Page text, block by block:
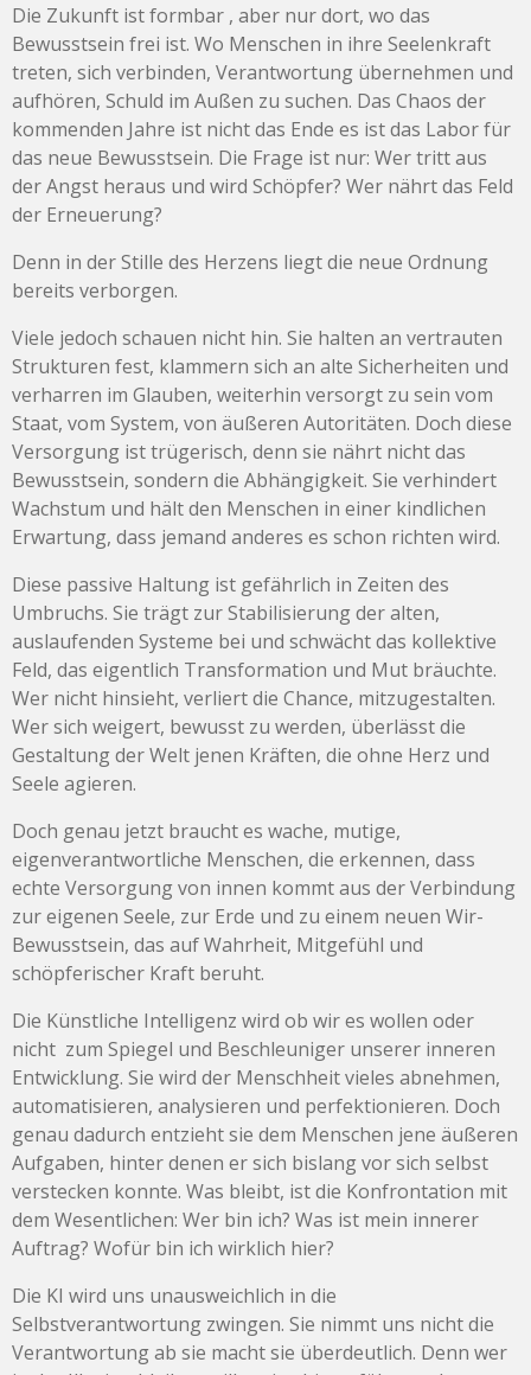
Die Zukunft ist formbar , aber nur dort, wo das
Bewusstsein frei ist. Wo Menschen in ihre Seelenkraft
treten, sich verbinden, Verantwortung übernehmen und
aufhören, Schuld im Außen zu suchen. Das Chaos der
kommenden Jahre ist nicht das Ende es ist das Labor für
das neue Bewusstsein. Die Frage ist nur: Wer tritt aus
der Angst heraus und wird Schöpfer? Wer nährt das Feld
der Erneuerung?
Denn in der Stille des Herzens liegt die neue Ordnung
bereits verborgen.
Viele jedoch schauen nicht hin. Sie halten an vertrauten
Strukturen fest, klammern sich an alte Sicherheiten und
verharren im Glauben, weiterhin versorgt zu sein vom
Staat, vom System, von äußeren Autoritäten. Doch diese
Versorgung ist trügerisch, denn sie nährt nicht das
Bewusstsein, sondern die Abhängigkeit. Sie verhindert
Wachstum und hält den Menschen in einer kindlichen
Erwartung, dass jemand anderes es schon richten wird.
Diese passive Haltung ist gefährlich in Zeiten des
Umbruchs. Sie trägt zur Stabilisierung der alten,
auslaufenden Systeme bei und schwächt das kollektive
Feld, das eigentlich Transformation und Mut bräuchte.
Wer nicht hinsieht, verliert die Chance, mitzugestalten.
Wer sich weigert, bewusst zu werden, überlässt die
Gestaltung der Welt jenen Kräften, die ohne Herz und
Seele agieren.
Doch genau jetzt braucht es wache, mutige,
eigenverantwortliche Menschen, die erkennen, dass
echte Versorgung von innen kommt aus der Verbindung
zur eigenen Seele, zur Erde und zu einem neuen Wir-
Bewusstsein, das auf Wahrheit, Mitgefühl und
schöpferischer Kraft beruht.
Die Künstliche Intelligenz wird ob wir es wollen oder
nicht zum Spiegel und Beschleuniger unserer inneren
Entwicklung. Sie wird der Menschheit vieles abnehmen,
automatisieren, analysieren und perfektionieren. Doch
genau dadurch entzieht sie dem Menschen jene äußeren
Aufgaben, hinter denen er sich bislang vor sich selbst
verstecken konnte. Was bleibt, ist die Konfrontation mit
dem Wesentlichen: Wer bin ich? Was ist mein innerer
Auftrag? Wofür bin ich wirklich hier?
Die KI wird uns unausweichlich in die
Selbstverantwortung zwingen. Sie nimmt uns nicht die
Verantwortung ab sie macht sie überdeutlich. Denn wer